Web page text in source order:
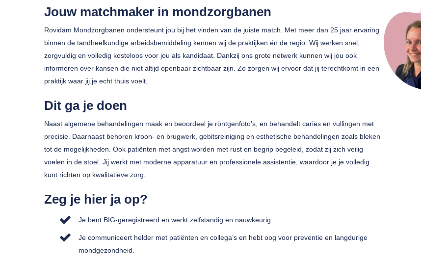
Jouw matchmaker in mondzorgbanen
Rovidam Mondzorgbanen ondersteunt jou bij het vinden van de juiste match. Met meer dan 25 jaar ervaring
binnen de tandheelkundige arbeidsbemiddeling kennen wij de praktijken én de regio. Wij werken snel,
zorgvuldig en volledig kosteloos voor jou als kandidaat. Dankzij ons grote netwerk kunnen wij jou ook
informeren over kansen die niet altijd openbaar zichtbaar zijn. Zo zorgen wij ervoor dat jij terechtkomt in een
praktijk waar jij je echt thuis voelt.
Dit ga je doen
Naast algemene behandelingen maak en beoordeel je röntgenfoto’s, en behandelt cariës en vullingen met
precisie. Daarnaast behoren kroon- en brugwerk, gebitsreiniging en esthetische behandelingen zoals bleken
tot de mogelijkheden. Ook patiënten met angst worden met rust en begrip begeleid, zodat zij zich veilig
voelen in de stoel. Jij werkt met moderne apparatuur en professionele assistentie, waardoor je je volledig
kunt richten op kwalitatieve zorg.
Zeg je hier ja op?
Je bent BIG-geregistreerd en werkt zelfstandig en nauwkeurig.
Je communiceert helder met patiënten en collega’s en hebt oog voor preventie en langdurige
mondgezondheid.